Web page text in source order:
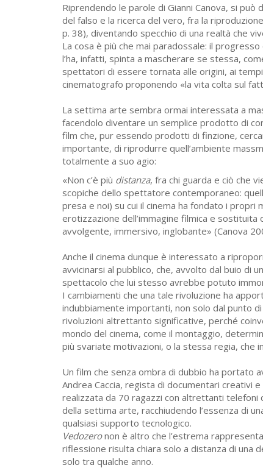
Riprendendo le parole di Gianni Canova, si
del falso e la ricerca del vero, fra la
p. 38), diventando specchio di una realtà che
La cosa è più che mai paradossale: il
l’ha, infatti, spinta a mascherare se stessa,
spettatori di essere tornata alle origini, ai
cinematografo proponendo «la vita colta sul
La settima arte sembra ormai interessata a
facendolo diventare un semplice prodotto di
film che, pur essendo prodotti di finzione,
importante, di riprodurre quell’ambiente
totalmente a suo agio:
«Non c’è più distanza, fra chi guarda e ciò che
scopiche dello spettatore contemporaneo:
presa e noi) su cui il cinema ha fondato i
erotizzazione dell’immagine filmica e sostituita
avvolgente, immersivo, inglobante» (Canova
Anche il cinema dunque è interessato a
avvicinarsi al pubblico, che, avvolto dal buio di
spettacolo che lui stesso avrebbe potuto
I cambiamenti che una tale rivoluzione ha
indubbiamente importanti, non solo dal punto
rivoluzioni altrettanto significative, perché
mondo del cinema, come il montaggio,
più svariate motivazioni, o la stessa regia, che
Un film che senza ombra di dubbio ha portato
Andrea Caccia, regista di documentari creativi
realizzata da 70 ragazzi con altrettanti telefoni
della settima arte, racchiudendo l’essenza di
qualsiasi supporto tecnologico.
Vedozeronon è altro che l’estrema
riflessione risulta chiara solo a distanza di
solo tra qualche anno.